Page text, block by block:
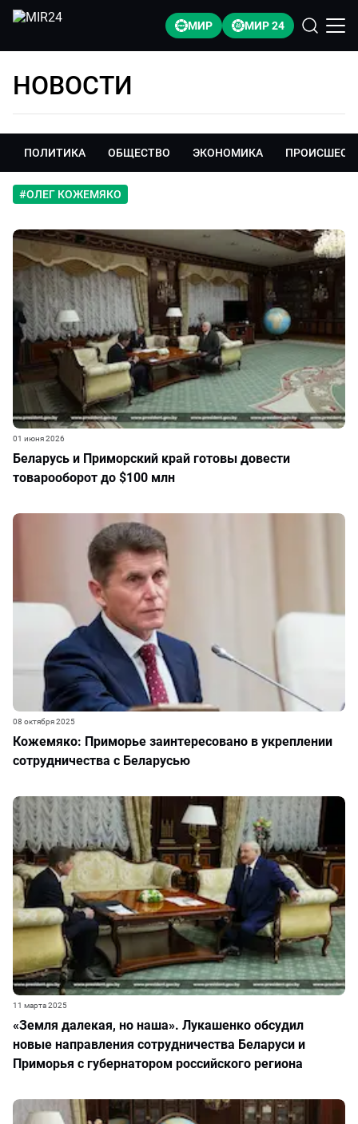
МИР МИР 24
НОВОСТИ
ПОЛИТИКА ОБЩЕСТВО ЭКОНОМИКА
#ОЛЕГ КОЖЕМЯКО
Беларусь и Приморский край готовы довести
товарооборот до $100 млн
01 июня 2026
Кожемяко: Приморье заинтересовано в укреплении
сотрудничества с Беларусью
08 октября 2025
«Земля далекая, но наша». Лукашенко обсудил
новые направления сотрудничества Беларуси и
Приморья с губернатором российского региона
11 марта 2025